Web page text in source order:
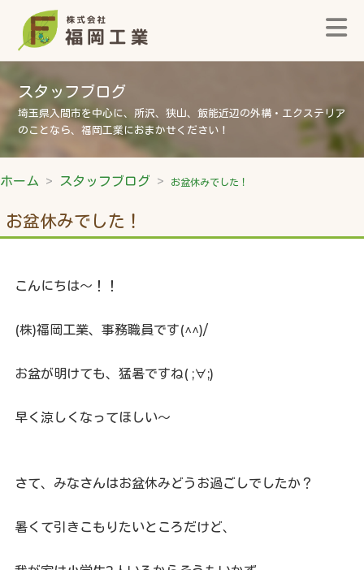
スタッフブログ
埼玉県入間市を中心に、所沢、狭山、飯能近辺の外構・エクステリア
のことなら、福岡工業におまかせください！
ホーム スタッフブログ お盆休みでした！
お盆休みでした！
こんにちは～！！
(株)福岡工業、事務職員です(^^)/
お盆が明けても、猛暑ですね( ;∀;)
早く涼しくなってほしい～
さて、みなさんはお盆休みどうお過ごしでしたか？
暑くて引きこもりたいところだけど、